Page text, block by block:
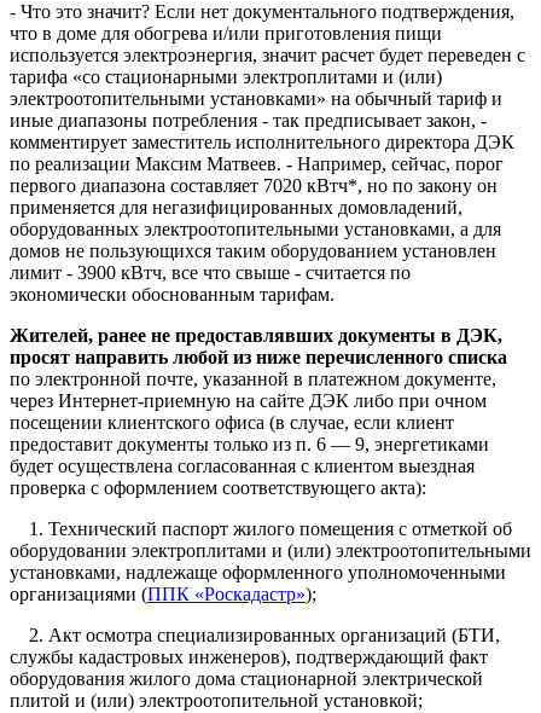
- Что это значит? Если нет документального подтверждения,
что в доме для обогрева и/или приготовления пищи
используется электроэнергия, значит расчет будет переведен с
тарифа «со стационарными электроплитами и (или)
электроотопительными установками» на обычный тариф и
иные диапазоны потребления - так предписывает закон, -
комментирует заместитель исполнительного директора ДЭК
по реализации Максим Матвеев. - Например, сейчас, порог
первого диапазона составляет 7020 кВтч*, но по закону он
применяется для негазифицированных домовладений,
оборудованных электроотопительными установками, а для
домов не пользующихся таким оборудованием установлен
лимит - 3900 кВтч, все что свыше - считается по
экономически обоснованным тарифам.
Жителей, ранее не предоставлявших документы в ДЭК,
просят направить любой из ниже перечисленного списка
по электронной почте, указанной в платежном документе,
через Интернет-приемную на сайте ДЭК либо при очном
посещении клиентского офиса (в случае, если клиент
предоставит документы только из п. 6 — 9, энергетиками
будет осуществлена согласованная с клиентом выездная
проверка с оформлением соответствующего акта):
1. Технический паспорт жилого помещения с отметкой об
оборудовании электроплитами и (или) электроотопительными
установками, надлежаще оформленного уполномоченными
организациями (ППК «Роскадастр»);
2. Акт осмотра специализированных организаций (БТИ,
службы кадастровых инженеров), подтверждающий факт
оборудования жилого дома стационарной электрической
плитой и (или) электроотопительной установкой;